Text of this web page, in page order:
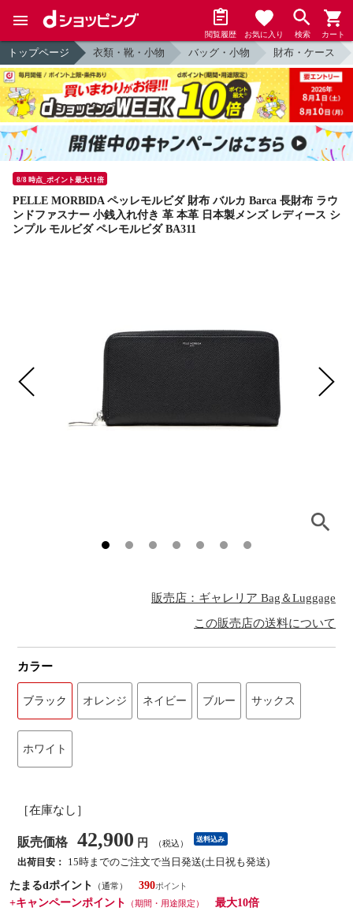
閲覧履歴 お気に入り 検索 カート
トップページ 衣類・靴・小物 バッグ・小物 財布・ケース
8/8 時点_ポイント最大11倍
PELLE MORBIDA ペッレモルビダ 財布 バルカ Barca 長財布 ラウ
ンドファスナー 小銭入れ付き 革 本革 日本製メンズ レディース シ
ンプル モルビダ ペレモルビダ BA311
販売店：ギャレリア Bag＆Luggage
この販売店の送料について
カラー
ブラック オレンジ ネイビー ブルー サックス
ホワイト
［在庫なし］
販売価格 42,900 円 （税込） 送料込み
出荷目安：
15時までのご注文で当日発送(土日祝も発送)
たまるdポイント
（通常）
390
+キャンペーンポイント
（期間・用途限定）
最大10倍